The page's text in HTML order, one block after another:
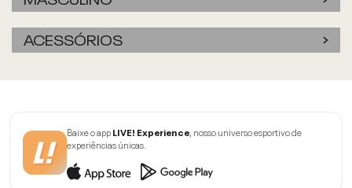
ACESSÓRIOS
Baixe o appLIVE! Experience, nosso universo esportivo de
experiências únicas.